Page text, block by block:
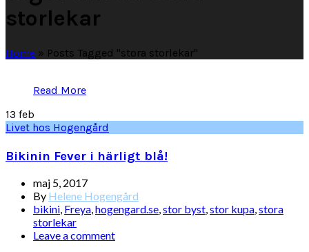
storlekar
Home » Posts Tagged "stora storlekar"
Read More
13 feb
Livet hos Hogengård
Bikinin Fever i härligt blå!
maj 5, 2017
By Helene Hogengård
bikini, Freya,hogengard.se,stor byst,stor kupa,stora
storlekar
Leave a comment